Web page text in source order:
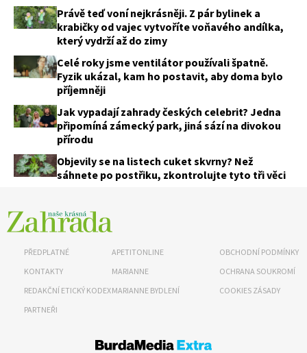
Právě teď voní nejkrásněji. Z pár bylinek a
krabičky od vajec vytvoříte voňavého andílka,
který vydrží až do zimy
Celé roky jsme ventilátor používali špatně.
Fyzik ukázal, kam ho postavit, aby doma bylo
příjemněji
Jak vypadají zahrady českých celebrit? Jedna
připomíná zámecký park, jiná sází na divokou
přírodu
Objevily se na listech cuket skvrny? Než
sáhnete po postřiku, zkontrolujte tyto tři věci
PŘEDPLATNÉ
KONTAKTY
REDAKČNÍ ETICKÝ KODEX
PARTNEŘI
APETITONLINE
MARIANNE
MARIANNE BYDLENÍ
OBCHODNÍ PODMÍNKY
OCHRANA SOUKROMÍ
COOKIES ZÁSADY